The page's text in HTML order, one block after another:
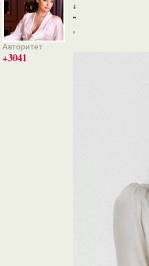
Авторитет
+3041
‘
‘